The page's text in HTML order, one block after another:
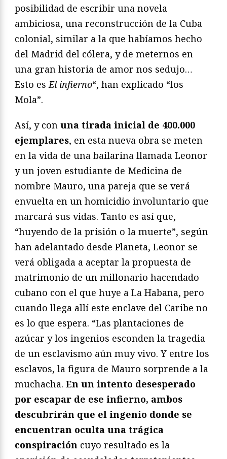
posibilidad de escribir una novela
ambiciosa, una reconstrucción de la Cuba
colonial, similar a la que habíamos hecho
del Madrid del cólera, y de meternos en
una gran historia de amor nos sedujo…
Esto esEl infierno“, han explicado “los
Mola”.
Así, y con una tirada inicial de 400.000
ejemplares, en esta nueva obra se meten
en la vida de una bailarina llamada Leonor
y un joven estudiante de Medicina de
nombre Mauro, una pareja que se verá
envuelta en un homicidio involuntario que
marcará sus vidas. Tanto es así que,
“huyendo de la prisión o la muerte”, según
han adelantado desde Planeta, Leonor se
verá obligada a aceptar la propuesta de
matrimonio de un millonario hacendado
cubano con el que huye a La Habana, pero
cuando llega allí este enclave del Caribe no
es lo que espera. “Las plantaciones de
azúcar y los ingenios esconden la tragedia
de un esclavismo aún muy vivo. Y entre los
esclavos, la figura de Mauro sorprende a la
muchacha. En un intento desesperado
por escapar de ese infierno, ambos
descubrirán que el ingenio donde se
encuentran oculta una trágica
conspiración cuyo resultado es la